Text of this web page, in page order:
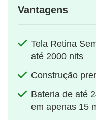
Vantagens
Tela Retina
até 2000 nits
Construção
Bateria de até
em apenas 15